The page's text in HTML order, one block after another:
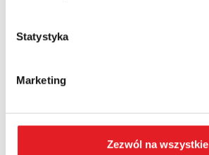
Statystyka
Marketing
Zezwól na wszystkie
Numer telefonu: